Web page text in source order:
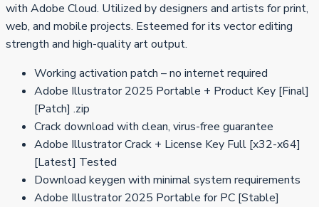
with Adobe Cloud. Utilized by designers and artists for print,
web, and mobile projects. Esteemed for its vector editing
strength and high-quality art output.
Working activation patch – no internet required
Adobe Illustrator 2025 Portable + Product Key [Final]
[Patch] .zip
Crack download with clean, virus-free guarantee
Adobe Illustrator Crack + License Key Full [x32-x64]
[Latest] Tested
Download keygen with minimal system requirements
Adobe Illustrator 2025 Portable for PC [Stable]